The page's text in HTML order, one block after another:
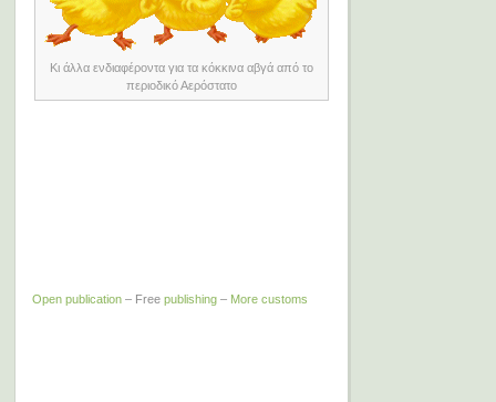
Κι άλλα ενδιαφέροντα για τα κόκκινα αβγά από το
περιοδικό Αερόστατο
Open publication – Free publishing – More customs